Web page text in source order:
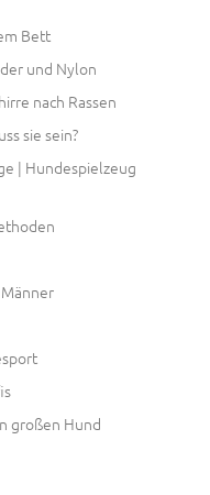
Bett
und Nylon
nach Rassen
sie sein?
| Hundespielzeug
großen Hund